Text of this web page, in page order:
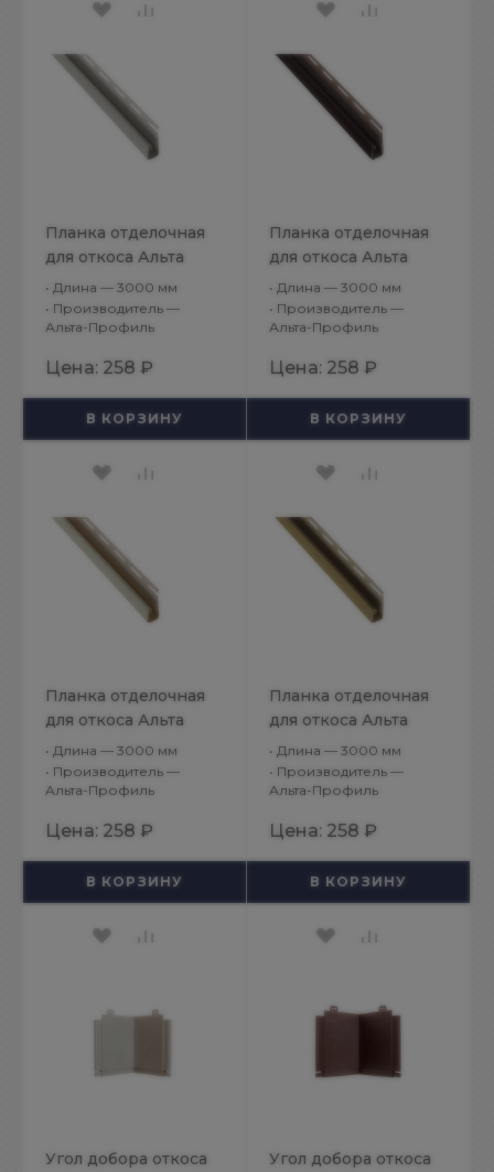
Планка отделочная
для откоса Альта
Декор Белый
• Длина — 3000 мм
• Производитель —
Альта-Профиль
Цена: 258 ₽
В КОРЗИНУ
Планка отделочная
для откоса Альта
Декор Коричневый
• Длина — 3000 мм
• Производитель —
Альта-Профиль
Цена: 258 ₽
В КОРЗИНУ
Планка отделочная
для откоса Альта
Декор Кремовый
• Длина — 3000 мм
• Производитель —
Альта-Профиль
Цена: 258 ₽
В КОРЗИНУ
Планка отделочная
для откоса Альта
Декор Песчаный
• Длина — 3000 мм
• Производитель —
Альта-Профиль
Цена: 258 ₽
В КОРЗИНУ
Угол добора откоса
Угол добора откоса